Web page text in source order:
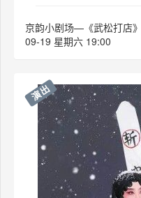
京韵小剧场—《武松打店
09-19 星期六 19:00
演出